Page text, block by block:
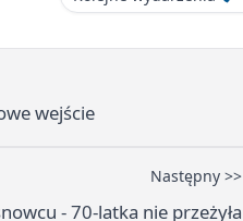
wejście
Następny >>
- 70-latka nie przeżyła